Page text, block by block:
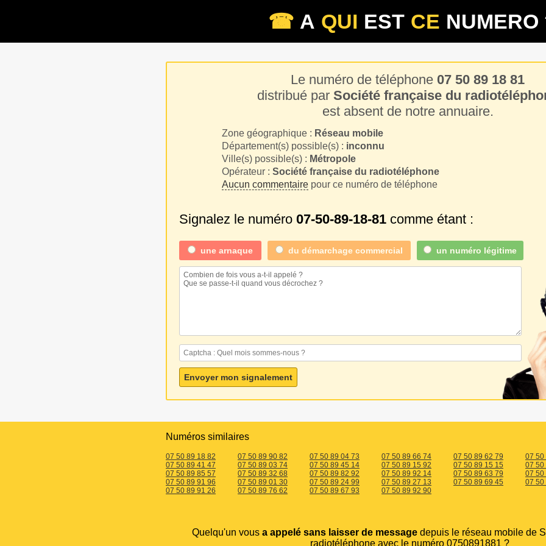
☎ A QUI EST CE NUMERO
Le numéro de téléphone 07 50 89 18 81
distribué par Société française du
est absent de notre annuaire.
Zone géographique : Réseau mobile
Département(s) possible(s) : inconnu
Ville(s) possible(s) : Métropole
Opérateur : Société française du radiotéléphone
Aucun commentairepour ce numéro de téléphone
Signalez le numéro 07-50-89-18-81 comme étant :
une arnaque du démarchage commercial un numéro légitime
Numéros similaires
07 50 89 18 82 07 50 89 90 82 07 50 89 04 73 07 50 89 66 74 07 50 89 62 79
07 50
07 50 89 41 47
07 50 89 03 74 07 50 89 45 14 07 50 89 15 92 07 50 89 15 15
07 50
07 50 89 85 57
07 50 89 32 68 07 50 89 82 92 07 50 89 92 14 07 50 89 63 79
07 50
07 50 89 91 96
07 50 89 01 30 07 50 89 24 99 07 50 89 27 13 07 50 89 69 45
07 50
07 50 89 91 26
07 50 89 76 62 07 50 89 67 93 07 50 89 92 90
Quelqu'un vous a appelé sans laisser de messagedepuis le réseau mobile de
radiotéléphone avec le numéro 0750891881 ?